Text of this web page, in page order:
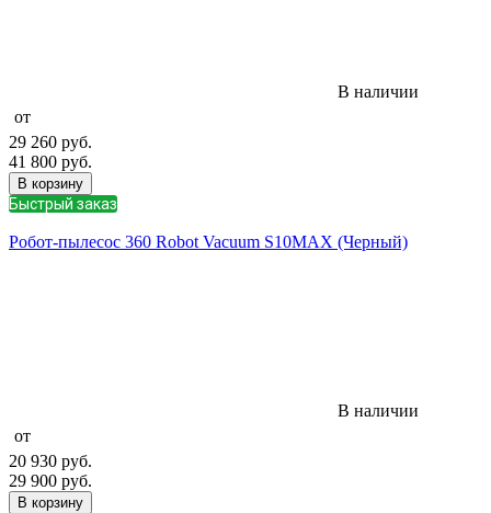
В наличии
от
29 260 руб.
41 800 руб.
В корзину
Быстрый заказ
Робот-пылесос 360 Robot Vacuum S10MAX (Черный)
В наличии
от
20 930 руб.
29 900 руб.
В корзину